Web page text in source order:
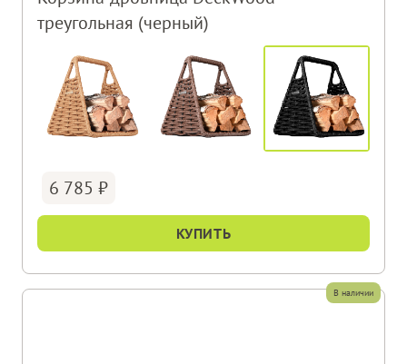
треугольная (черный)
6 785
КУПИТЬ
В наличии